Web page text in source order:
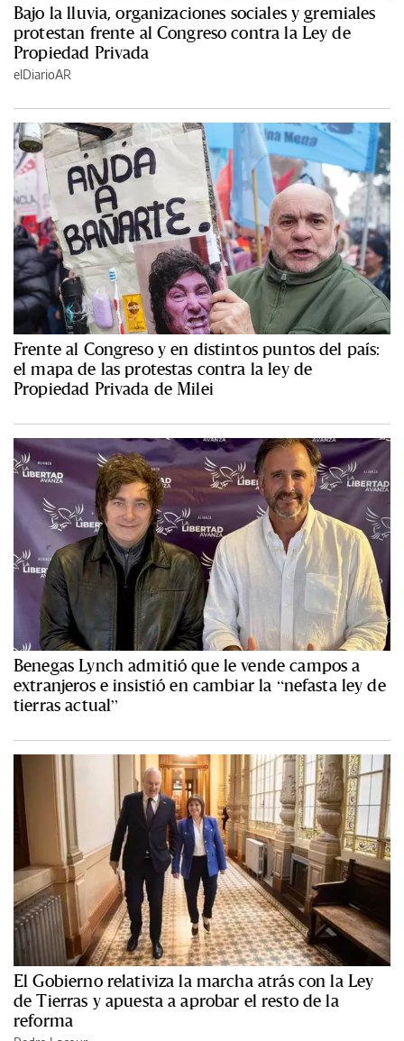
Bajo la lluvia, organizaciones sociales y gremiales
protestan frente al Congreso contra la Ley de
Propiedad Privada
elDiarioAR
Frente al Congreso y en distintos puntos del país:
el mapa de las protestas contra la ley de
Propiedad Privada de Milei
Benegas Lynch admitió que le vende campos a
extranjeros e insistió en cambiar la “nefasta ley de
tierras actual”
El Gobierno relativiza la marcha atrás con la Ley
de Tierras y apuesta a aprobar el resto de la
reforma